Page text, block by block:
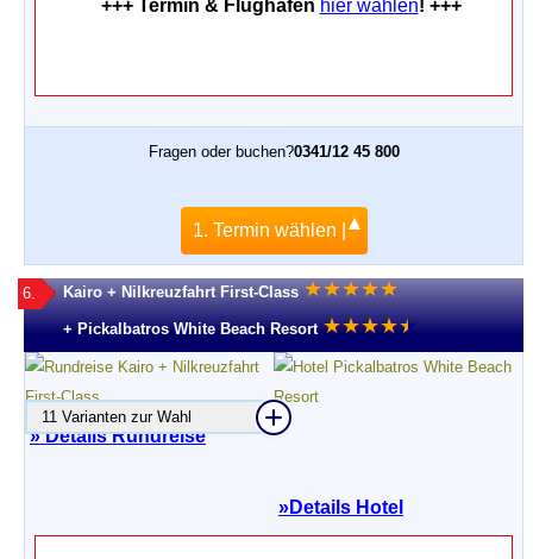
+++ Termin & Flughafen hier wählen! +++
Fragen oder buchen?0341/12 45 800
1. Termin wählen |
6. Kairo + Nilkreuzfahrt First-Class ★★★★★
+ Pickalbatros White Beach Resort ★★★★★
★
» Details Rundreise
11 Varianten zur Wahl
»Details Hotel